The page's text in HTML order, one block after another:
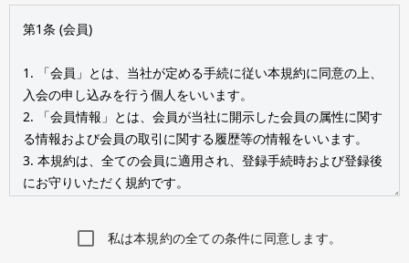
私は本規約の全ての条件に同意します。